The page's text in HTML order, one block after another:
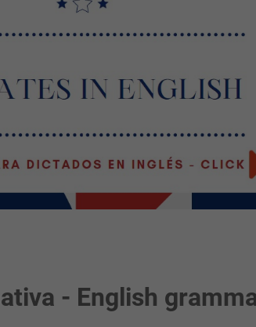
- English